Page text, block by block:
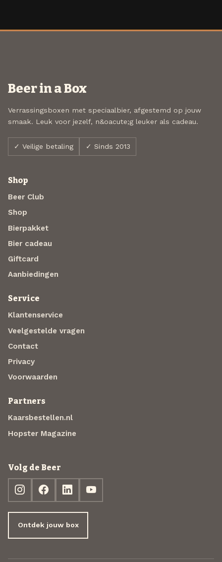
Beer in a Box
Verrassingsboxen met speciaalbier, afgestemd op jouw
smaak. Leuk voor jezelf, n&oacute;g leuker als cadeau.
✓ Veilige betaling ✓ Sinds 2013
Shop
Beer Club
Shop
Bierpakket
Bier cadeau
Giftcard
Aanbiedingen
Service
Klantenservice
Veelgestelde vragen
Contact
Privacy
Voorwaarden
Partners
Kaarsbestellen.nl
Hopster Magazine
Volg de Beer
Ontdek jouw box